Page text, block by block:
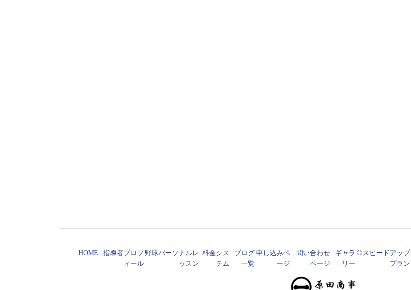
HOME
指導者プロフ
ィール
野球パーソナルレ
ッスン
料金シス
テム
ブログ
一覧
申し込みペ
ージ
問い合わせ
ページ
ギャラ
リー
⚾️スピードアップ
プラン